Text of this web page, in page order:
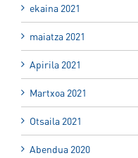
ekaina 2021
maiatza 2021
Apirila 2021
Martxoa 2021
Otsaila 2021
Abendua 2020